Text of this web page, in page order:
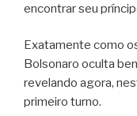
encontrar seu
Exatamente como
Bolsonaro oculta
revelando agora,
primeiro turno.